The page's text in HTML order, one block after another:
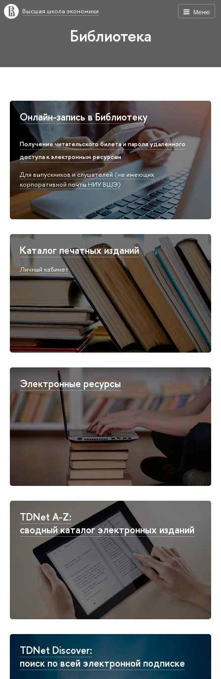
Меню
Высшая школа экономики
Библиотека
Онлайн-запись в Библиотеку
Получение читательского билета и пароля удаленного
доступа к электронным ресурсам
Для выпускников и слушателей (не имеющих
корпоративной почты НИУ ВШЭ)
Каталог печатных изданий
Личный кабинет
Электронные ресурсы
TDNet A-Z:
сводный каталог электронных изданий
TDNet Discover:
поиск по всей электронной подписке